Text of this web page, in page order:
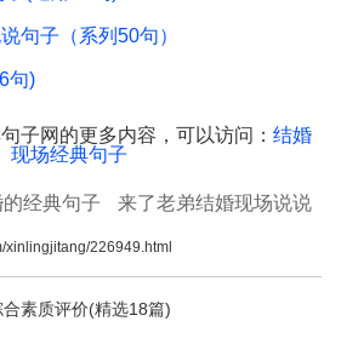
句子（系列50句）
句)
子网的更多内容，可以访问： 结婚
现场经典句子
经典句子
来了老弟结婚现场说说
婚八年句子
xinlingjitang/226949.html
素质评价(精选18篇)